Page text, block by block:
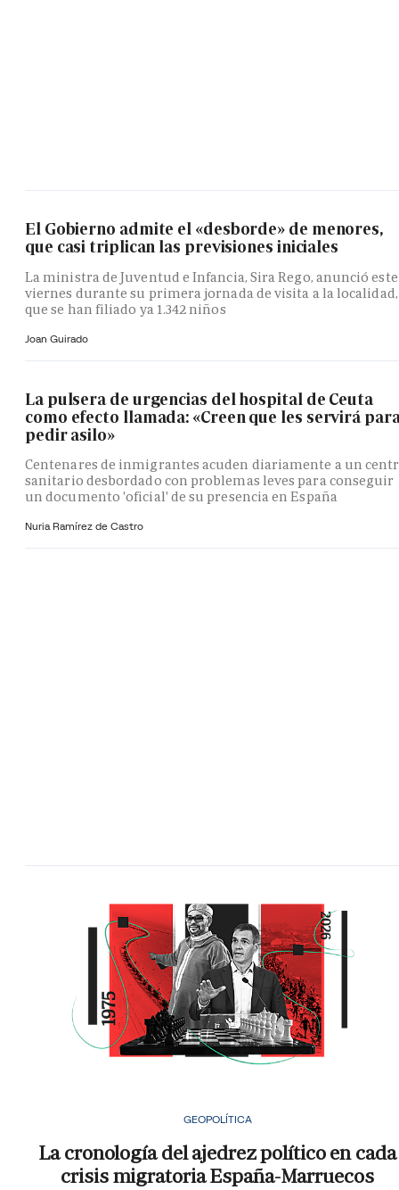
El Gobierno admite el «desborde» de menores,
que casi triplican las previsiones iniciales
La ministra de Juventud e Infancia, Sira Rego, anunció este
viernes durante su primera jornada de visita a la localidad,
que se han filiado ya 1.342 niños
Joan Guirado
La pulsera de urgencias del hospital de Ceuta
como efecto llamada: «Creen que les servirá
pedir asilo»
Centenares de inmigrantes acuden diariamente a un
sanitario desbordado con problemas leves para conseguir
un documento 'oficial' de su presencia en España
Nuria Ramírez de Castro
GEOPOLÍTICA
La cronología del ajedrez político en cada
crisis migratoria España-Marruecos